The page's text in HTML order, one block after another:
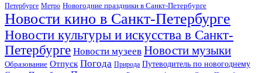
Петербурге Метро Новогодние праздники в Санкт-Петербурге
Новости кино в Санкт-Петербурге
Новости культуры и искусства в Санкт-
Петербурге Новости музеев Новости музыки
Образование Отпуск Погода Природа Путеводитель по новогоднему